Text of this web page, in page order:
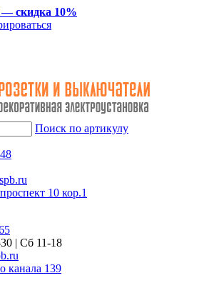
скидка 10%
Поиск по артикулу
10 кор.1
| Сб 11-18
канала 139